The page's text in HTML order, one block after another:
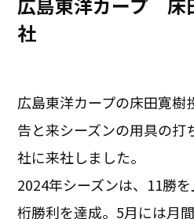
社
広島東洋カープの床田寛樹
告と来シーズンの用具の打
社に来社しました。
2024年シーズンは、11勝
桁勝利を達成。5月には月